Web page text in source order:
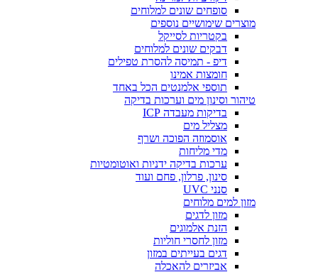
סופחים שונים למלוחים
מוצרים שימושיים נוספים
בקטריות לסייקל
דבקים שונים למלוחים
דיפ - תמיסה להסרת טפילים
חומצות אמינו
תוספי אלמנטים הכל באחד
טיהור וסינון מים וערכות בדיקה
בדיקות מעבדה ICP
מצליל מים
אוסמוזה הפוכה ושרף
מדי מליחות
ערכות בדיקה ידניות ואוטומטיות
סינון, פרלון, פחם ועוד
סנני UVC
מזון למים מלוחים
מזון לדגים
הזנת אלמוגים
מזון לחסרי חוליות
דגים בעייתים במזון
אביזרים להאכלה